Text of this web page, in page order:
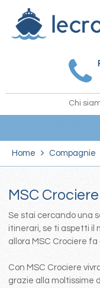
Chi
Home Compagnie
MSC Crociere
Se stai cercando una
itinerari, se ti aspetti il
allora MSC Crociere fa
Con MSC Crociere
grazie alla moltissime